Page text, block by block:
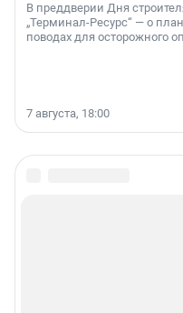
В преддверии Дня
„Терминал-Ресурс“ — о
поводах для осторожного
7 августа, 18:00